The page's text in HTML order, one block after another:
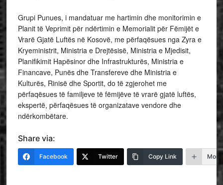
Grupi Punues, i mandatuar me hartimin dhe monitorimin e
Planit të Veprimit për ndërtimin e Memorialit për Fëmijët e
Vrarë Gjatë Luftës në Kosovë, me përfaqësues nga Zyra e
Kryeministrit, Ministria e Drejtësisë, Ministria e Mjedisit,
Planifikimit Hapësinor dhe Infrastrukturës, Ministria e
Financave, Punës dhe Transfereve dhe Ministria e
Kulturës, Rinisë dhe Sportit, do të zgjerohet me
përfaqësues të familjeve të fëmijëve të vrarë gjatë luftës,
ekspertë, përfaqësues të organizatave vendore dhe
ndërkombëtare.
Share via:
Facebook Twitter Copy Link More